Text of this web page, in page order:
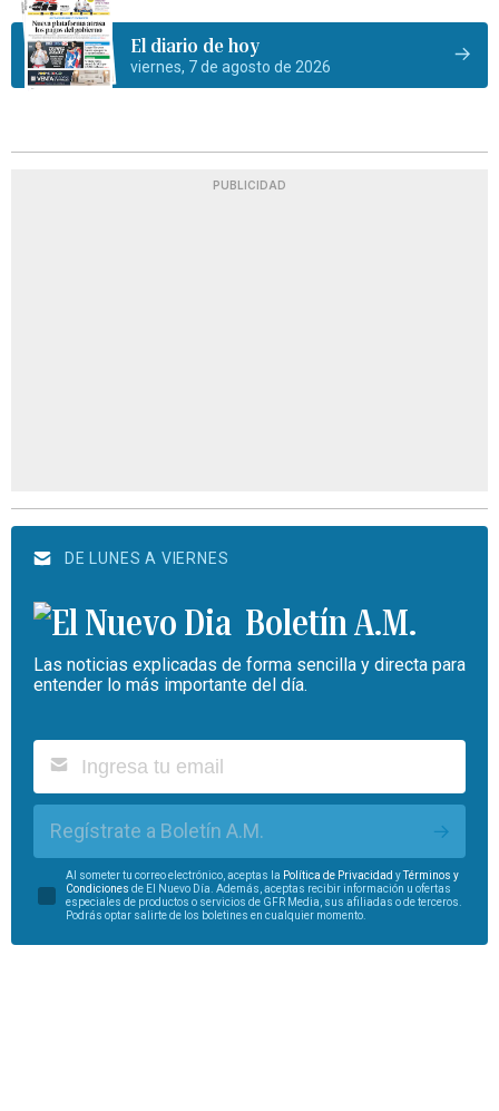
El diario de hoy
viernes, 7 de agosto de 2026
PUBLICIDAD
DE LUNES A VIERNES
Boletín A.M.
Las noticias explicadas de forma sencilla y directa para
entender lo más importante del día.
Regístrate a Boletín A.M.
Al someter tu correo electrónico, aceptas la Política de Privacidad yTérminos y
Condiciones de El Nuevo Día. Además, aceptas recibir información u ofertas
especiales de productos o servicios de GFR Media, sus afiliadas o de terceros.
Podrás optar salirte de los boletines en cualquier momento.